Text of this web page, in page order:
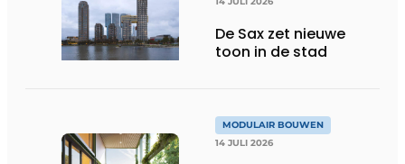
De Sax zet nieuwe
toon in de stad
MODULAIR BOUWEN
14 JULI 2026